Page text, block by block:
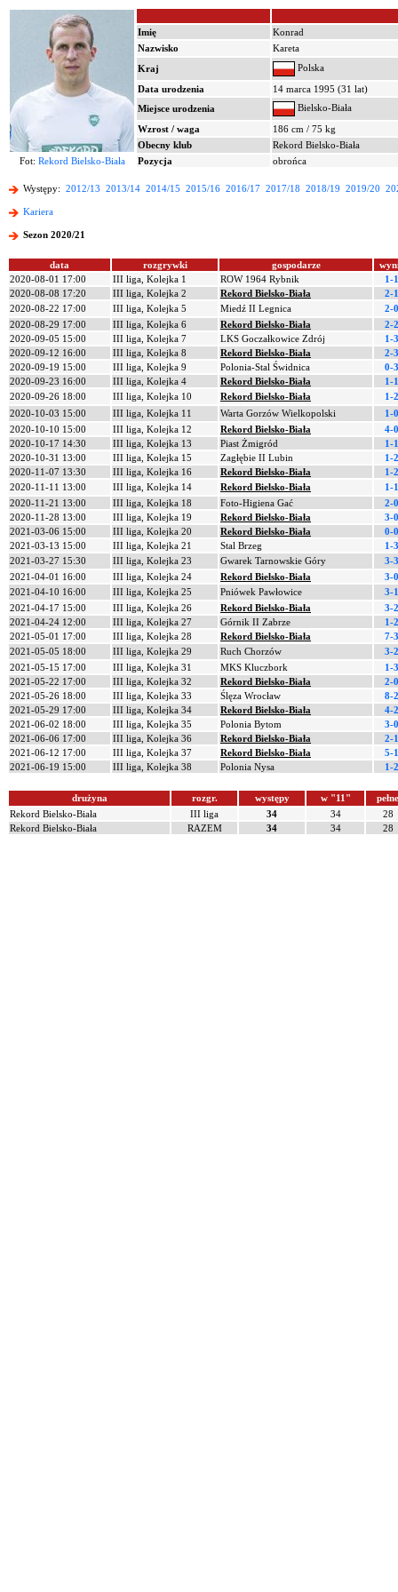
Imię
Konrad
Nazwisko
Kareta
Kraj
Polska
Data urodzenia
14 marca 1995 (31 lat)
Miejsce urodzenia
Bielsko-Biała
Wzrost / waga
186 cm / 75 kg
Obecny klub
Rekord Bielsko-Biała
Fot: Rekord Bielsko-Biała Pozycja obrońca
Występy: 2012/13 2013/14 2014/15 2015/16 2016/17 2017/18 2018/19 2019/20
Kariera
Sezon 2020/21
data rozgrywki gospodarze
2020-08-01 17:00
III liga, Kolejka 1 ROW 1964 Rybnik
1-1
2020-08-08 17:20
III liga, Kolejka 2 Rekord Bielsko-Biała
2-1
2020-08-22 17:00
III liga, Kolejka 5 Miedź II Legnica
2-0
2020-08-29 17:00
III liga, Kolejka 6 Rekord Bielsko-Biała
2-2
2020-09-05 15:00
III liga, Kolejka 7 LKS Goczałkowice Zdrój
1-3
2020-09-12 16:00
III liga, Kolejka 8 Rekord Bielsko-Biała
2-3
2020-09-19 15:00
III liga, Kolejka 9 Polonia-Stal Świdnica
0-3
2020-09-23 16:00
III liga, Kolejka 4 Rekord Bielsko-Biała
1-1
2020-09-26 18:00
III liga, Kolejka 10 Rekord Bielsko-Biała
1-2
2020-10-03 15:00
III liga, Kolejka 11 Warta Gorzów Wielkopolski
1-0
2020-10-10 15:00
III liga, Kolejka 12 Rekord Bielsko-Biała
4-0
2020-10-17 14:30
III liga, Kolejka 13 Piast Żmigród
1-1
2020-10-31 13:00
III liga, Kolejka 15 Zagłębie II Lubin
1-2
2020-11-07 13:30
III liga, Kolejka 16 Rekord Bielsko-Biała
1-2
2020-11-11 13:00
III liga, Kolejka 14 Rekord Bielsko-Biała
1-1
2020-11-21 13:00
III liga, Kolejka 18 Foto-Higiena Gać
2-0
2020-11-28 13:00
III liga, Kolejka 19 Rekord Bielsko-Biała
3-0
2021-03-06 15:00
III liga, Kolejka 20 Rekord Bielsko-Biała
0-0
2021-03-13 15:00
III liga, Kolejka 21 Stal Brzeg
1-3
2021-03-27 15:30
III liga, Kolejka 23 Gwarek Tarnowskie Góry
3-3
2021-04-01 16:00
III liga, Kolejka 24 Rekord Bielsko-Biała
3-0
2021-04-10 16:00
III liga, Kolejka 25 Pniówek Pawłowice
3-1
2021-04-17 15:00
III liga, Kolejka 26 Rekord Bielsko-Biała
3-2
2021-04-24 12:00
III liga, Kolejka 27 Górnik II Zabrze
1-2
2021-05-01 17:00
III liga, Kolejka 28 Rekord Bielsko-Biała
7-3
2021-05-05 18:00
III liga, Kolejka 29 Ruch Chorzów
3-2
2021-05-15 17:00
III liga, Kolejka 31 MKS Kluczbork
1-3
2021-05-22 17:00
III liga, Kolejka 32 Rekord Bielsko-Biała
2-0
2021-05-26 18:00
III liga, Kolejka 33 Ślęza Wrocław
8-2
2021-05-29 17:00
III liga, Kolejka 34 Rekord Bielsko-Biała
4-2
2021-06-02 18:00
III liga, Kolejka 35 Polonia Bytom
3-0
2021-06-06 17:00
III liga, Kolejka 36 Rekord Bielsko-Biała
2-1
2021-06-12 17:00
III liga, Kolejka 37 Rekord Bielsko-Biała
5-1
2021-06-19 15:00
III liga, Kolejka 38 Polonia Nysa 1-2
drużyna rozgr. występy w "11"
pełne
Rekord Bielsko-Biała
III liga 34 34
28
Rekord Bielsko-Biała
RAZEM 34 34 28